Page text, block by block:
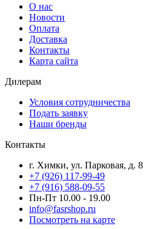
О нас
Новости
Оплата
Доставка
Контакты
Карта сайта
Дилерам
Условия сотрудничества
Подать заявку
Наши бренды
Контакты
г. Химки, ул. Парковая, д. 8
+7 (926) 117-99-49
+7 (916) 588-09-55
Пн-Пт 10.00 - 19.00
info@fasrshop.ru
Посмотреть на карте